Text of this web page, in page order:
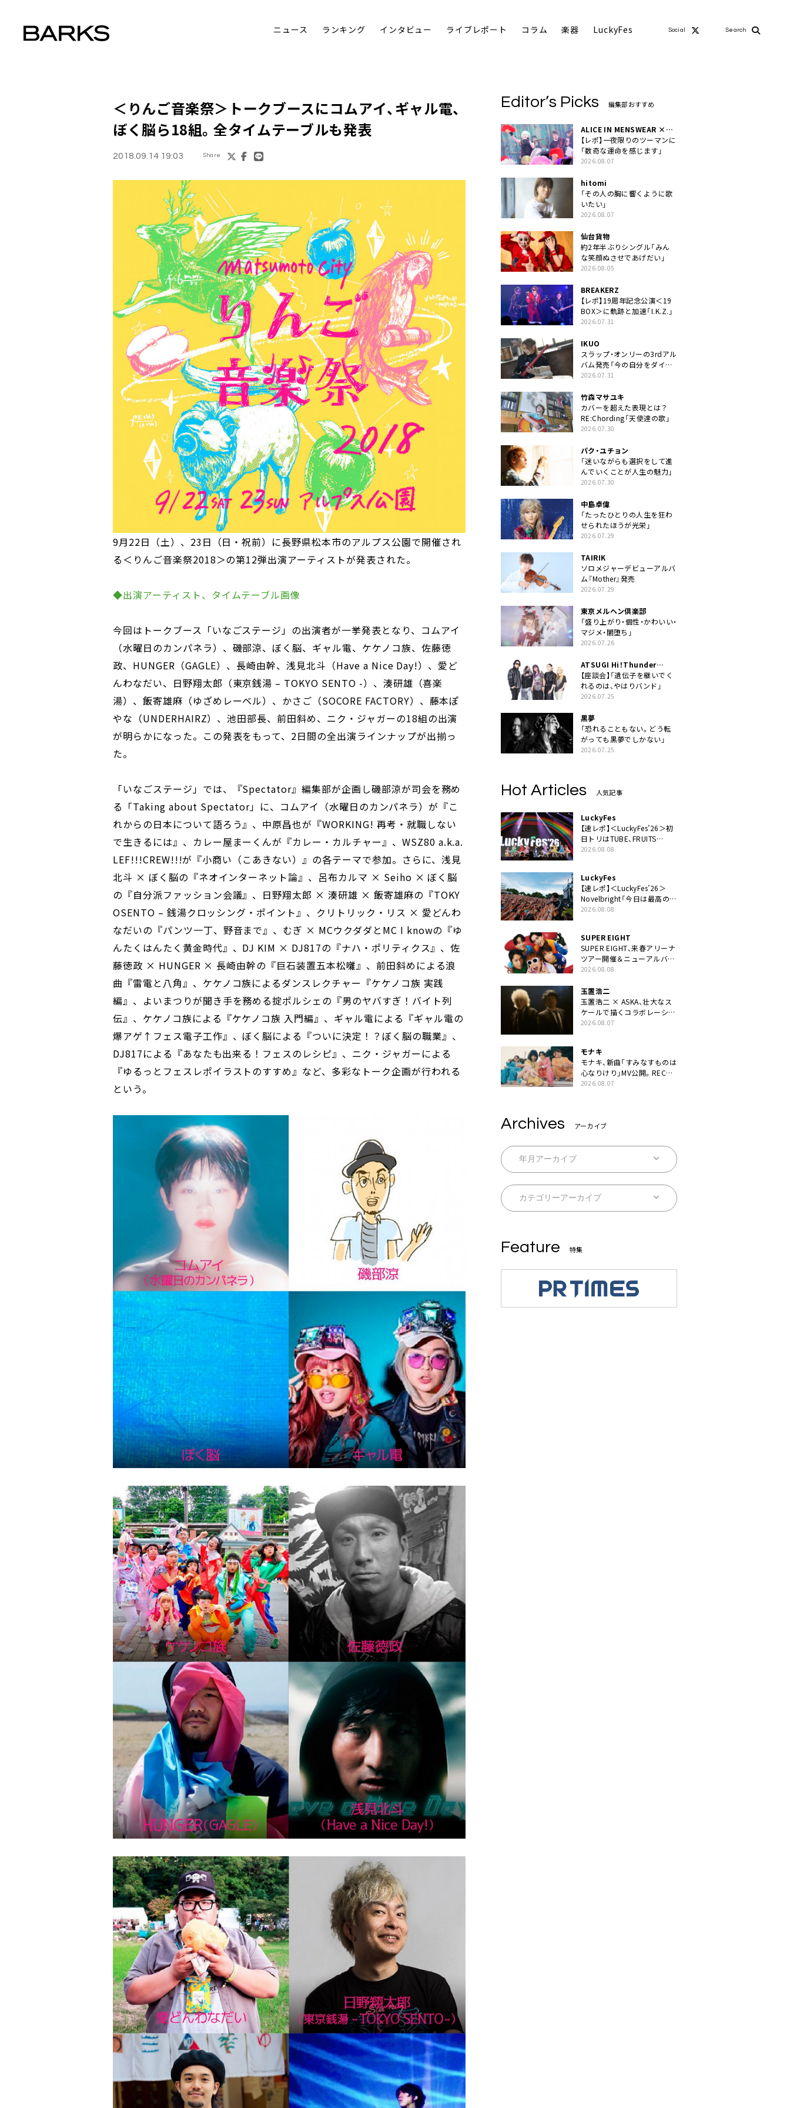
ニュース ランキング インタビュー ライブレポート コラム 楽器 LuckyFes Social Search
＜ りんご音楽祭＞トークブースにコムアイ、ギャル電、
ぼく脳ら18組。全タイムテーブルも発表
2018.09.14 19:03 Share
9月22日（土）、23日（日・祝前）に長野県松本市のアルプス公園で開催され
る＜りんご音楽祭2018＞の第12弾出演アーティストが発表された。
◆出演アーティスト、タイムテーブル画像
今回はトークブース「いなごステージ」の出演者が一挙発表となり、コムアイ
（水曜日のカンパネラ）、磯部涼、ぼく脳、ギャル電、ケケノコ族、佐藤徳
政、HUNGER（GAGLE）、長崎由幹、浅見北斗（Have a Nice Day!）、愛ど
んわなだい、日野翔太郎（東京銭湯 – TOKYO SENTO -）、湊研雄（喜楽
湯）、飯寄雄麻（ゆざめレーベル）、かさご（SOCORE FACTORY）、藤本ぽ
やな（UNDERHAIRZ）、池田部長、前田斜め、ニク・ジャガーの18組の出演
が明らかになった。この発表をもって、2日間の全出演ラインナップが出揃っ
た。
「いなごステージ」では、『Spectator』編集部が企画し磯部涼が司会を務め
る「Taking about Spectator」に、コムアイ（水曜日のカンパネラ）が『こ
れからの日本について語ろう』、中原昌也が『WORKING! 再考・就職しない
で生きるには』、カレー屋まーくんが『カレー・カルチャー』、WSZ80 a.k.a.
LEF!!!CREW!!!が『小商い（こあきない）』の各テーマで参加。さらに、浅見
北斗 × ぼく脳の『ネオインターネット論』、呂布カルマ × Seiho × ぼく脳
の『自分派ファッション会議』、日野翔太郎 × 湊研雄 × 飯寄雄麻の『TOKY
OSENTO – 銭湯クロッシング・ポイント』、クリトリック・リス × 愛どんわ
なだいの『パンツ一丁、野音まで』、むぎ × MCウクダダとMC I knowの『ゆ
んたくはんたく黄金時代』、DJ KIM × DJ817の『ナハ・ポリティクス』、佐
藤徳政 × HUNGER × 長崎由幹の『巨石装置五本松囃』、前田斜めによる浪
曲『雷電と八角』、ケケノコ族によるダンスレクチャー『ケケノコ族 実践
編』、よいまつりが聞き手を務める掟ポルシェの『男のヤバすぎ！バイト列
伝』、ケケノコ族による『ケケノコ族 入門編』、ギャル電による『ギャル電の
爆アゲ↑フェス電子工作』、ぼく脳による『ついに決定！？ぼく脳の職業』、
DJ817による『あなたも出来る！フェスのレシピ』、ニク・ジャガーによる
『ゆるっとフェスレポイラストのすすめ』など、多彩なトーク企画が行われる
という。
Editor’s Picks 編集部おすすめ
ALICE IN MENSWEAR ×
MASCHERA
【レポ】一夜限りのツーマンに
「数奇な運命を感じます」
2026.08.07
hitomi
「その人の胸に響くように歌
いたい」
2026.08.07
仙台貨物
約2年半ぶりシングル「みん
な笑顔ぬさせであげだい」
2026.08.05
BREAKERZ
【レポ】19周年記念公演＜19
BOX＞に軌跡と加速「I.K.Z.」
2026.07.31
IKUO
スラップ・オンリーの3rdアル
バム発売「今の自分をダイレ
クトに」
2026.07.31
竹森マサユキ
カバーを超えた表現とは？
RE:Chording「天使達の歌」
2026.07.30
パク・ユチョン
「迷いながらも選択をして進
んでいくことが人生の魅力」
2026.07.30
中島卓偉
「たったひとりの人生を狂わ
せられたほうが光栄」
2026.07.29
TAIRIK
ソロメジャーデビューアルバ
ム『Mother』発売
2026.07.29
東京メルヘン倶楽部
「盛り上がり・個性・かわいい・
マジメ・闇堕ち」
2026.07.26
ATSUGI Hi！Thunder
Rock Festival
【座談会】「遺伝子を継いでく
れるのは、やはりバンド」
2026.07.25
黒夢
「恐れることもない。どう転
がっても黒夢でしかない」
2026.07.25
Hot Articles 人気記事
LuckyFes
【速レポ】＜LuckyFes’26＞初
日トリはTUBE、FRUITS
ZIPPERや綾小路翔、鬼龍院翔
うだい」
2026.08.08
LuckyFes
【速レポ】＜LuckyFes’26＞
Novelbright「今日は最高のフ
ェス日和。最高の休日を、最
2026.08.08
SUPER EIGHT
SUPER EIGHT、来春アリーナ
ツアー開催＆ニューアルバム
発売決定げるEP『ダンダー
2026.08.08
玉置浩二
玉置浩二 × ASKA、壮大なス
ケールで描くコラボレーショ
ン曲「音銀河」リリース決定。
2026.08.07
モナキ
モナキ、新曲「すみなすものは
心なりけり」MV公開。RECの
ギターにEvery Little Thing・
2026.08.07
Archives アーカイブ
Feature 特集